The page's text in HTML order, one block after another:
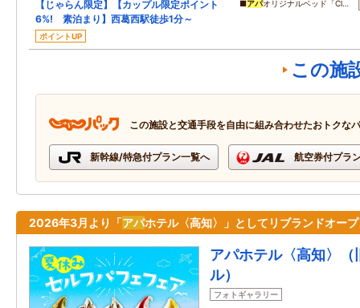
【じゃらん限定】【カップル限定ポイント
6%! 素泊まり】西葛西駅徒歩1分～
ポイントUP
■アパオリジナルベッド「Cl…
この施
この施設と交通手段を自由に組み合わせたおトクな
新幹線/特急付プラン一覧へ 航空券付プラ
2026年3月より「アパホテル〈高知〉」としてリブランドオー
アパホテル〈高知〉
ル）
フォトギャラリー